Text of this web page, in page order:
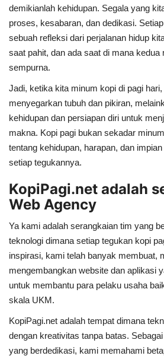
demikianlah kehidupan. Segala yang
proses, kesabaran, dan dedikasi.
sebuah refleksi dari perjalanan hidup
saat pahit, dan ada saat di mana kedua
sempurna.
Jadi, ketika kita minum kopi di pagi
menyegarkan tubuh dan pikiran,
kehidupan dan persiapan diri untuk
makna. Kopi pagi bukan sekadar
tentang kehidupan, harapan, dan
setiap tegukannya.
KopiPagi.net adalah
Web Agency
Ya kami adalah serangkaian tim yang
teknologi dimana setiap tegukan kopi
inspirasi, kami telah banyak membuat,
mengembangkan website dan aplikasi
untuk membantu para pelaku usaha
skala UKM.
KopiPagi.net adalah tempat dimana
dengan kreativitas tanpa batas.
yang berdedikasi, kami memahami